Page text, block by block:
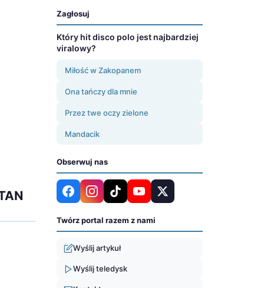
Zagłosuj
Który hit disco polo jest najbardziej
viralowy?
Miłość w Zakopanem
Ona tańczy dla mnie
Przez twe oczy zielone
Mandacik
Obserwuj nas
Twórz portal razem z nami
Wyślij artykuł
Wyślij teledysk